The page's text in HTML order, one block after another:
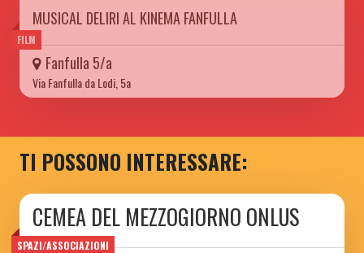
FILM
MUSICAL DELIRI AL KINEMA FANFULLA
Fanfulla 5/a
Via Fanfulla da Lodi, 5a
TI POSSONO INTERESSARE:
SPAZI/ASSOCIAZIONI
CEMEA DEL MEZZOGIORNO ONLUS